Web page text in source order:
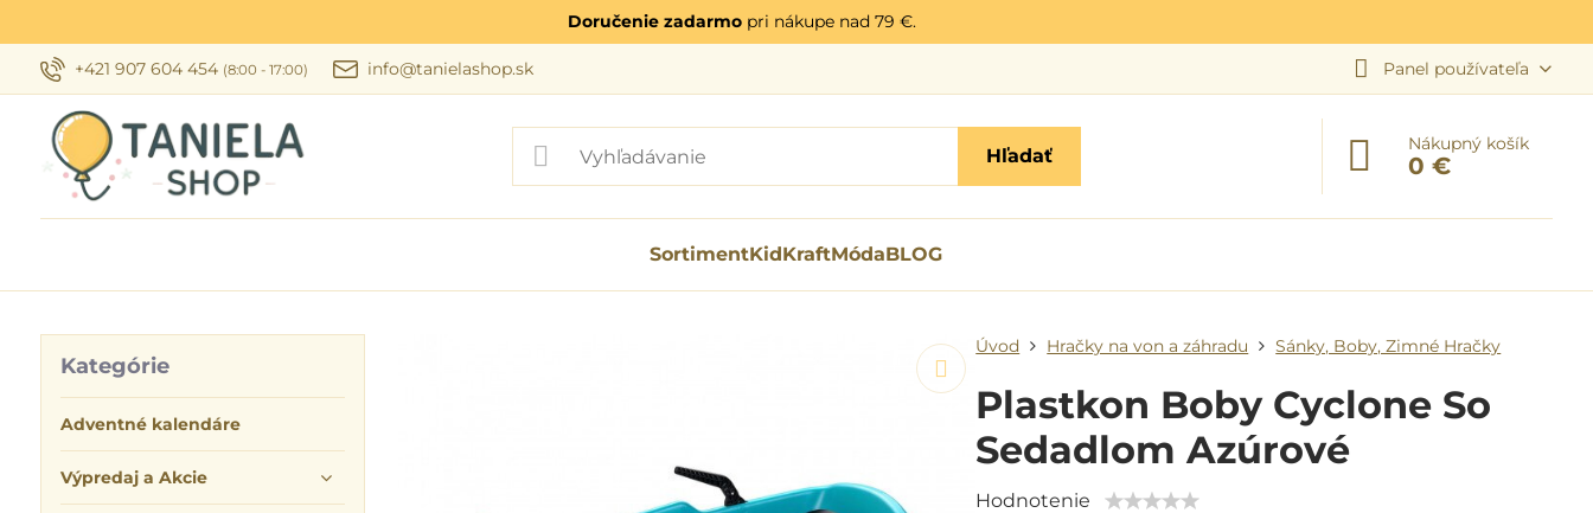
Doručenie zadarmopri nákupe nad 79 €.
+421 907 604 454 (8:00 - 17:00) info@tanielashop.sk Panel používateľa
Hľadať
Nákupný košík
0 €
SortimentKidKraftMódaBLOG
Úvod Hračky na von a záhradu Sánky, Boby, Zimné Hračky
Plastkon Boby Cyclone So
Sedadlom Azúrové
Hodnotenie
Kategórie
Adventné kalendáre
Výpredaj a Akcie